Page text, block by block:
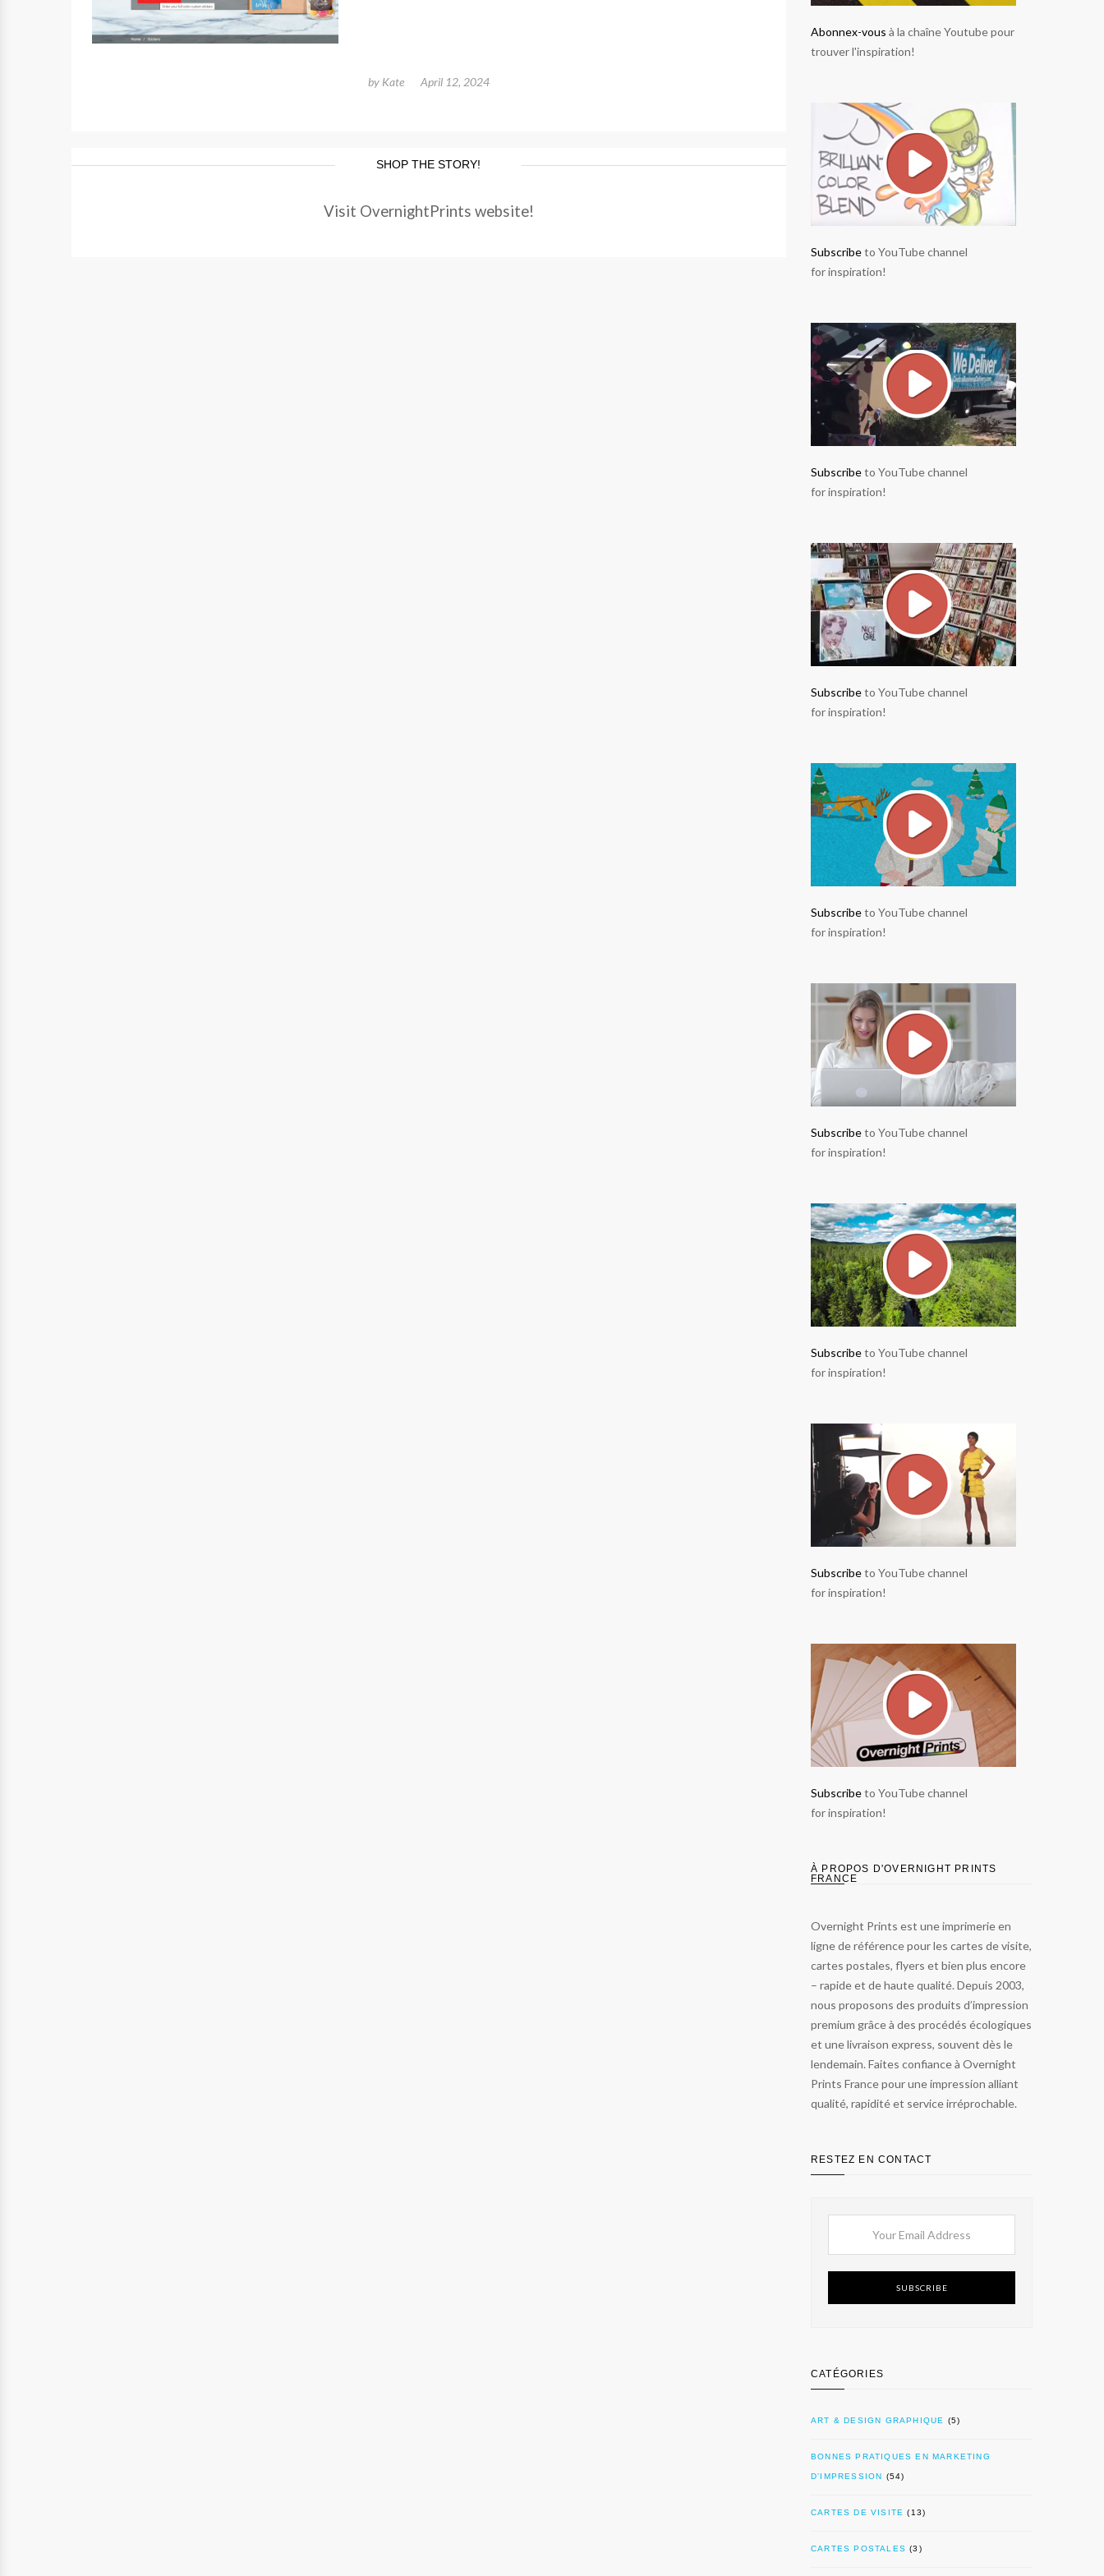
by Kate April 12, 2024
SHOP THE STORY!
Visit OvernightPrints website!
Abonnex-vous à la chaîne Youtube pour
trouver l'inspiration!
Subscribeto YouTube channel
for inspiration!
Subscribeto YouTube channel
for inspiration!
Subscribeto YouTube channel
for inspiration!
Subscribeto YouTube channel
for inspiration!
Subscribeto YouTube channel
for inspiration!
Subscribeto YouTube channel
for inspiration!
Subscribeto YouTube channel
for inspiration!
Subscribeto YouTube channel
for inspiration!
À PROPOS D'OVERNIGHT PRINTS
FRANCE
Overnight Prints est une imprimerie en
ligne de référence pour les cartes de visite,
cartes postales, flyers et bien plus encore
– rapide et de haute qualité. Depuis 2003,
nous proposons des produits d’impression
premium grâce à des procédés écologiques
et une livraison express, souvent dès le
lendemain. Faites confiance à Overnight
Prints France pour une impression alliant
qualité, rapidité et service irréprochable.
RESTEZ EN CONTACT
SUBSCRIBE
CATÉGORIES
ART & DESIGN GRAPHIQUE (5)
BONNES PRATIQUES EN MARKETING
D’IMPRESSION (54)
CARTES DE VISITE (13)
CARTES POSTALES (3)